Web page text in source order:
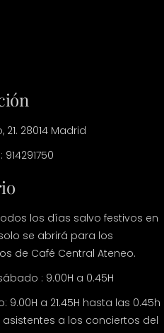
21. 28014 Madrid
los días salvo festivos en
se abrirá para los
de Café Central Ateneo.
: 9.00H a 0.45H
9.00H a 21.45H hasta las 0.45h
a los conciertos del